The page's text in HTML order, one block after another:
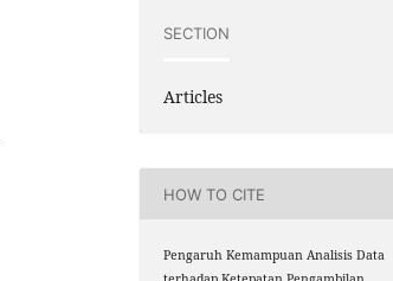
SECTION
Articles
HOW TO CITE
Pengaruh Kemampuan Analisis Data